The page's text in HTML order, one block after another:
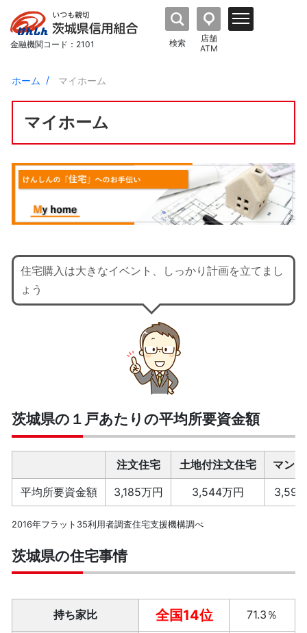
金融機関コード：2101 検索
店舗
ATM
ホーム マイホーム
マイホーム
住宅購入は大きなイベント、しっかり計画を立てまし
ょう
茨城県の１戸あたりの平均所要資金額
注文住宅 土地付注文住宅
マン
平均所要資金額
3,185万円 3,544万円 3,590
2016年フラット35利用者調査住宅支援機構調べ
茨城県の住宅事情
持ち家比 全国14位 71.3％